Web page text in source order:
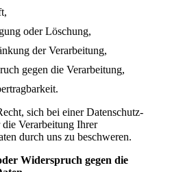
oder Löschung,
der Verarbeitung,
gegen die Verarbeitung,
sich bei einer Datenschutz-
Verarbeitung Ihrer
durch uns zu beschweren.
Widerspruch gegen die